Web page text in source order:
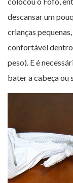
descansar um
crianças
confortável dentro
peso). E é
bater a cabeça ou